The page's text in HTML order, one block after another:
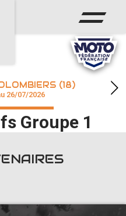
(18)
26/07/2026
Groupe 1